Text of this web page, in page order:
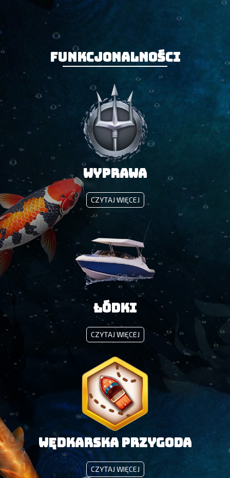
Funkcjonalności
WYPRAWA
CZYTAJ WIĘCEJWYPRAWA
Łódki
CZYTAJ WIĘCEJŁÓDKI
Wędkarska Przygoda
CZYTAJ WIĘCEJWĘDKARSKA